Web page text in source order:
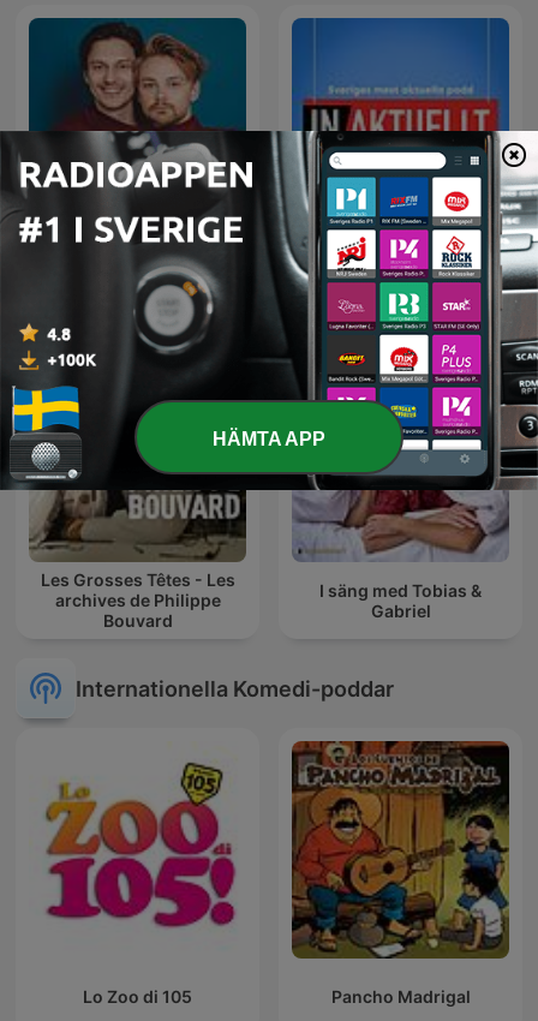
VAFALLS Inaktuellt
Les Grosses Têtes - Les
archives de Philippe
Bouvard
I säng med Tobias &
Gabriel
Internationella Komedi-poddar
Lo Zoo di 105 Pancho Madrigal
HÄMTA APP